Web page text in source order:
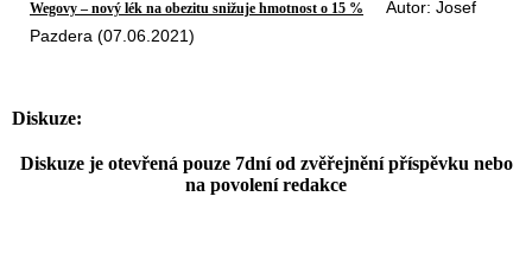
Wegovy – nový lék na obezitu snižuje hmotnost o 15 %
Autor: Josef
Pazdera (07.06.2021)
Diskuze:
Diskuze je otevřená pouze 7dní od zvěřejnění příspěvku nebo
na povolení redakce